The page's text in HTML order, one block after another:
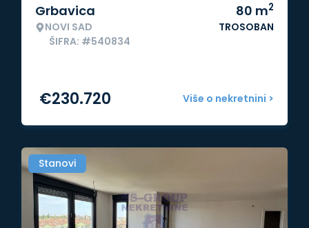
Grbavica
NOVI SAD
ŠIFRA: #540834
80 m2
TROSOBAN
Više o nekretnini >
€230.720
Stanovi